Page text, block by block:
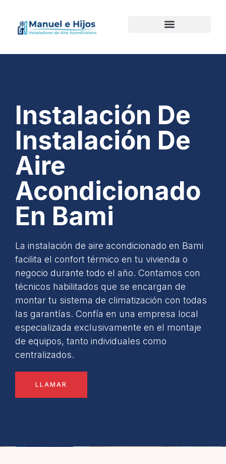
Instalación De
Instalación De
Aire
Acondicionado
En Bami
La instalación de aire acondicionado en Bami
facilita el confort térmico en tu vivienda o
negocio durante todo el año. Contamos con
técnicos habilitados que se encargan de
montar tu sistema de climatización con todas
las garantías. Confía en una empresa local
especializada exclusivamente en el montaje
de equipos, tanto individuales como
centralizados.
LLAMAR